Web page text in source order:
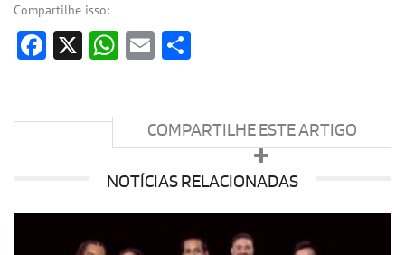
Compartilhe isso:
Facebook
X WhatsApp
Email
COMPARTILHE ESTE ARTIGO
NOTÍCIAS RELACIONADAS